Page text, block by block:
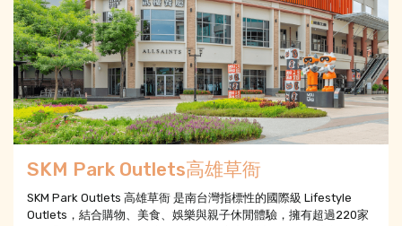
SKM Park Outlets高雄草衙
SKM Park Outlets 高雄草衙 是南台灣指標性的國際級 Lifestyle
Outlets，結合購物、美食、娛樂與親子休閒體驗，擁有超過220家